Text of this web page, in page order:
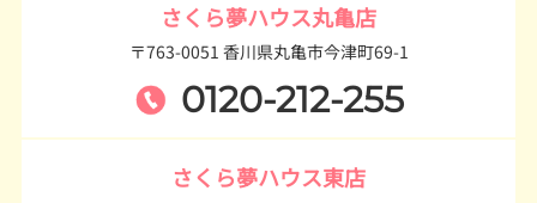
さくら夢ハウス丸亀店
〒763-0051 香川県丸亀市今津町69-1
0120-212-255
さくら夢ハウス東店